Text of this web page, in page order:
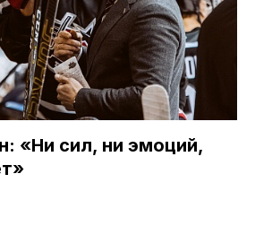
«Ни сил, ни эмоций,